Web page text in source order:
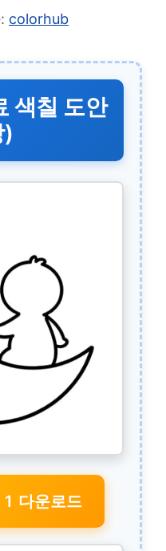
colorhub
색칠 도안
다운로드